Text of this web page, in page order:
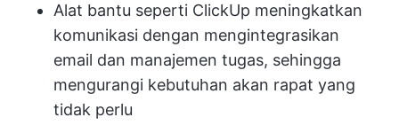
Alat bantu seperti ClickUp meningkatkan
komunikasi dengan mengintegrasikan
email dan manajemen tugas, sehingga
mengurangi kebutuhan akan rapat yang
tidak perlu